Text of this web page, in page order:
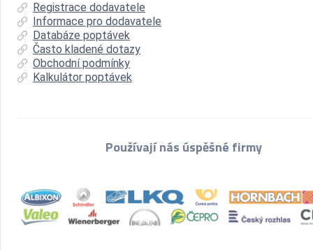
Registrace dodavatele
Informace pro dodavatele
Databáze poptávek
Často kladené dotazy
Obchodní podmínky
Kalkulátor poptávek
Používají nás úspěšné firmy